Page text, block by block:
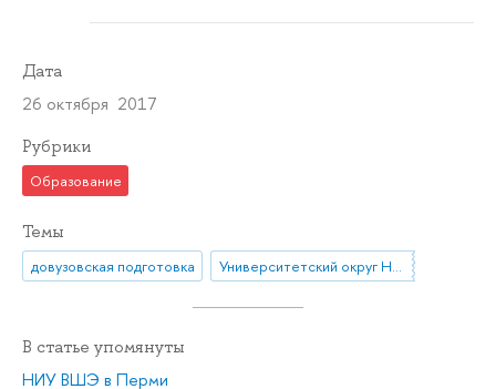
Дата
26 октября 2017
Рубрики
Образование
Темы
довузовская подготовка Университетский округ НИУ ВШЭ
В статье упомянуты
НИУ ВШЭ в Перми